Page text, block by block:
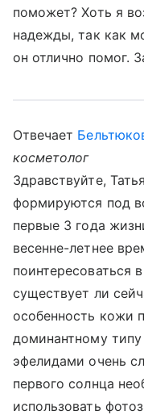
поможет? Хоть я
надежды, так как
он отлично помог.
Отвечает
косметолог
Здравствуйте,
формируются под
первые 3 года
весенне-летнее
поинтересоваться
существует ли
особенность кожи
доминантному
эфелидами очень
первого солнца
использовать